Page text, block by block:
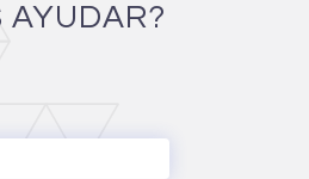
AYUDAR?